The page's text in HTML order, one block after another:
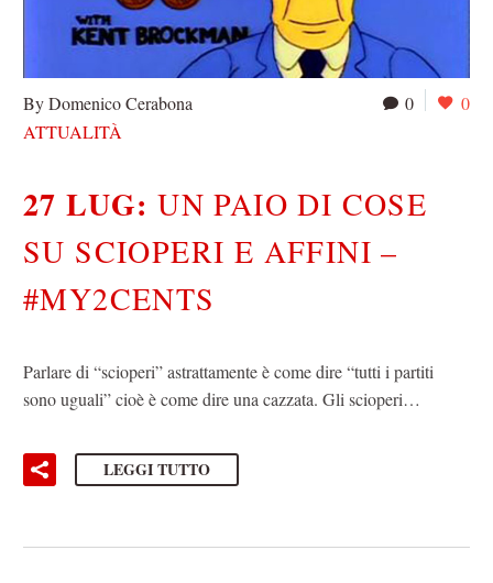
0 0
By Domenico Cerabona
ATTUALITÀ
27 LUG:UN PAIO DI COSE
SU SCIOPERI E AFFINI –
#MY2CENTS
Parlare di “scioperi” astrattamente è come dire “tutti i partiti
sono uguali” cioè è come dire una cazzata. Gli scioperi…
LEGGI TUTTO